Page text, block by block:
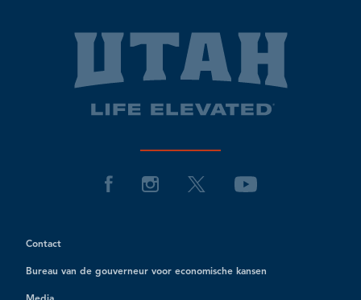
Contact
Bureau van de gouverneur voor economische kansen